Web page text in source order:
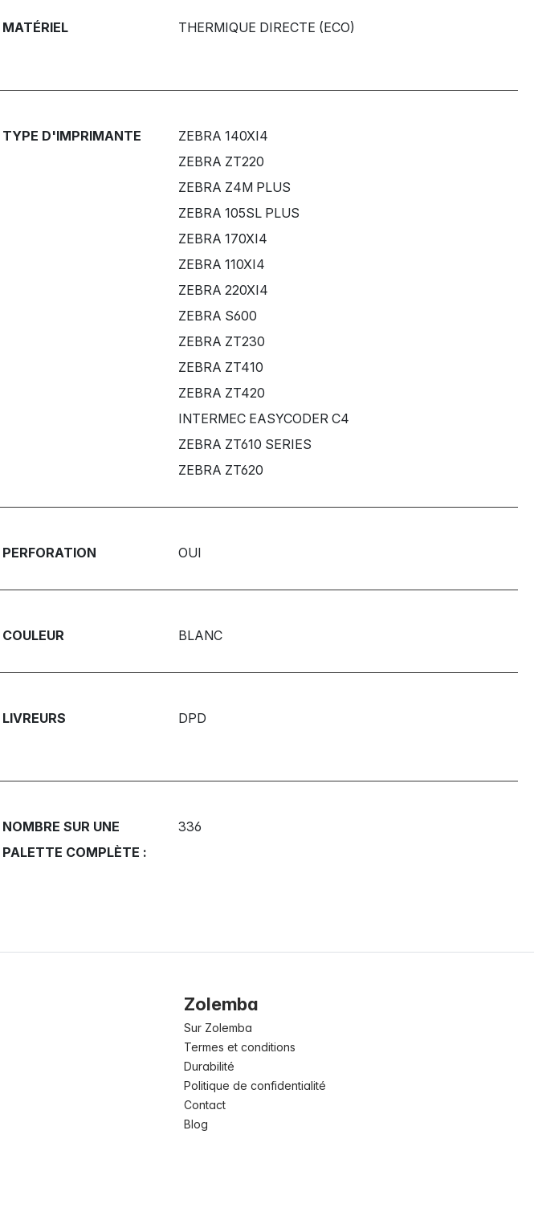
MATÉRIEL THERMIQUE DIRECTE (ECO)
TYPE D'IMPRIMANTE
ZEBRA 140XI4
ZEBRA ZT220
ZEBRA Z4M PLUS
ZEBRA 105SL PLUS
ZEBRA 170XI4
ZEBRA 110XI4
ZEBRA 220XI4
ZEBRA S600
ZEBRA ZT230
ZEBRA ZT410
ZEBRA ZT420
INTERMEC EASYCODER C4
ZEBRA ZT610 SERIES
ZEBRA ZT620
PERFORATION OUI
COULEUR BLANC
LIVREURS DPD
NOMBRE SUR UNE
PALETTE COMPLÈTE :
336
Zolemba
Sur Zolemba
Termes et conditions
Durabilité
Politique de confidentialité
Contact
Blog